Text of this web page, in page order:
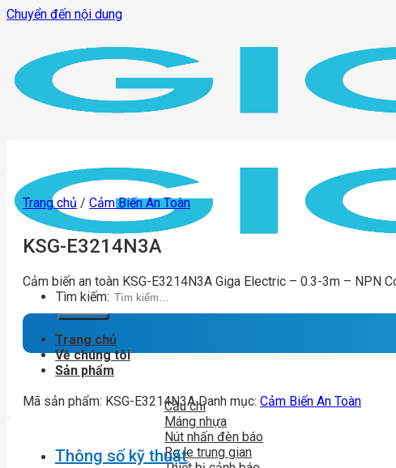
Chuyển đến nội dung
Tìm kiếm:
Trang chủ
Về chúng tôi
Sản phẩm
Cầu chì
Máng nhựa
Nút nhấn đèn báo
Rơ le trung gian
Trang chủ / Cảm Biến An Toàn
KSG-E3214N3A
Cảm biến an toàn KSG-E3214N3A Giga Electric – 0.3-3m – NPN
Mã sản phẩm: KSG-E3214N3A Danh mục: Cảm Biến An Toàn
Thông số kỹ thuật